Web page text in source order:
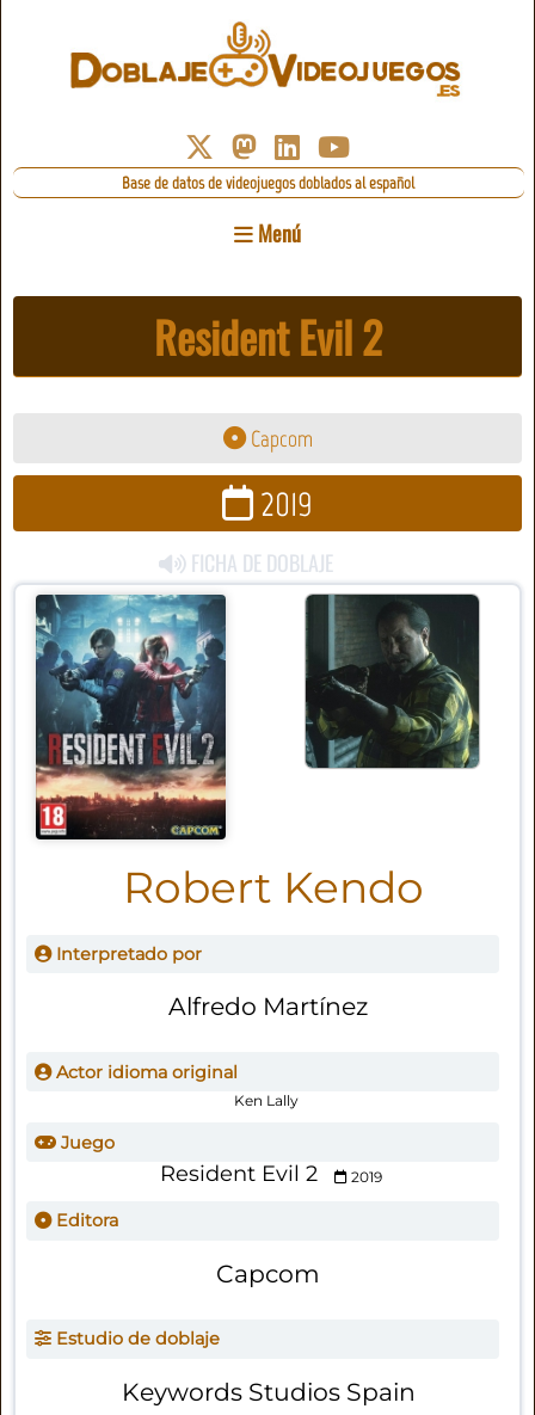
Base de datos de videojuegos doblados al español
Menú
Resident Evil 2
Capcom
2019
FICHA DE DOBLAJE
Robert Kendo
Interpretado por
Alfredo Martínez
Actor idioma original
Ken Lally
Juego
Resident Evil 2 2019
Editora
Capcom
Estudio de doblaje
Keywords Studios Spain